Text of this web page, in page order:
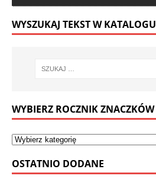
WYSZUKAJ TEKST W KATALOGU
WYBIERZ ROCZNIK ZNACZKÓW
OSTATNIO DODANE